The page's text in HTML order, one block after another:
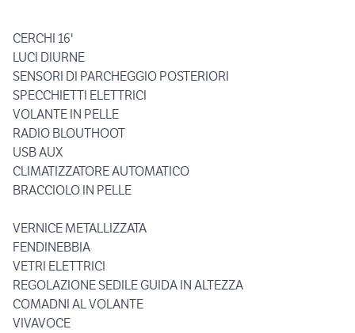
CERCHI 16'
LUCI DIURNE
SENSORI DI PARCHEGGIO POSTERIORI
SPECCHIETTI ELETTRICI
VOLANTE IN PELLE
RADIO BLOUTHOOT
USB AUX
CLIMATIZZATORE AUTOMATICO
BRACCIOLO IN PELLE
VERNICE METALLIZZATA
FENDINEBBIA
VETRI ELETTRICI
REGOLAZIONE SEDILE GUIDA IN ALTEZZA
COMADNI AL VOLANTE
VIVAVOCE